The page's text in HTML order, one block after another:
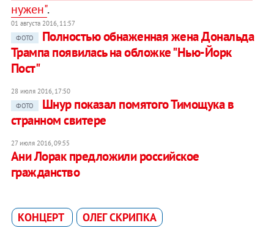
нужен".
01 августа 2016, 11:57
ФОТО
Полностью обнаженная жена Дональда
Трампа появилась на обложке "Нью-Йорк
Пост"
28 июля 2016, 17:50
ФОТО
Шнур показал помятого Тимощука в
странном свитере
27 июля 2016, 09:55
Ани Лорак предложили российское
гражданство
КОНЦЕРТ ОЛЕГ СКРИПКА